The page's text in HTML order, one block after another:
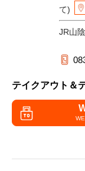
て)
JR山
テイクアウト＆